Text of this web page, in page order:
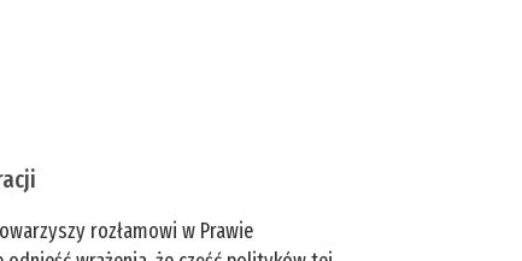
rozłamowi w Prawie